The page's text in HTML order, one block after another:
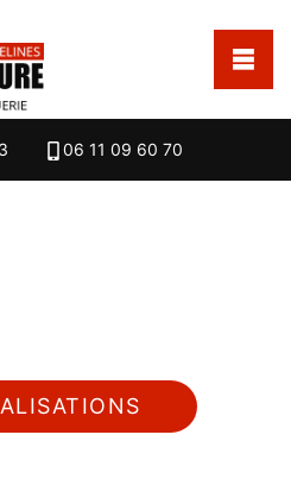
06 11 09 60 70